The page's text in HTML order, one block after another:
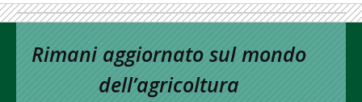
Rimani aggiornato sul mondo
dell’agricoltura